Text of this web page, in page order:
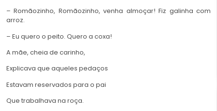
– Romãozinho, Romãozinho, venha almoçar! Fiz galinha com
arroz.
– Eu quero o peito. Quero a coxa!
A mãe, cheia de carinho,
Explicava que aqueles pedaços
Estavam reservados para o pai
Que trabalhava na roça.